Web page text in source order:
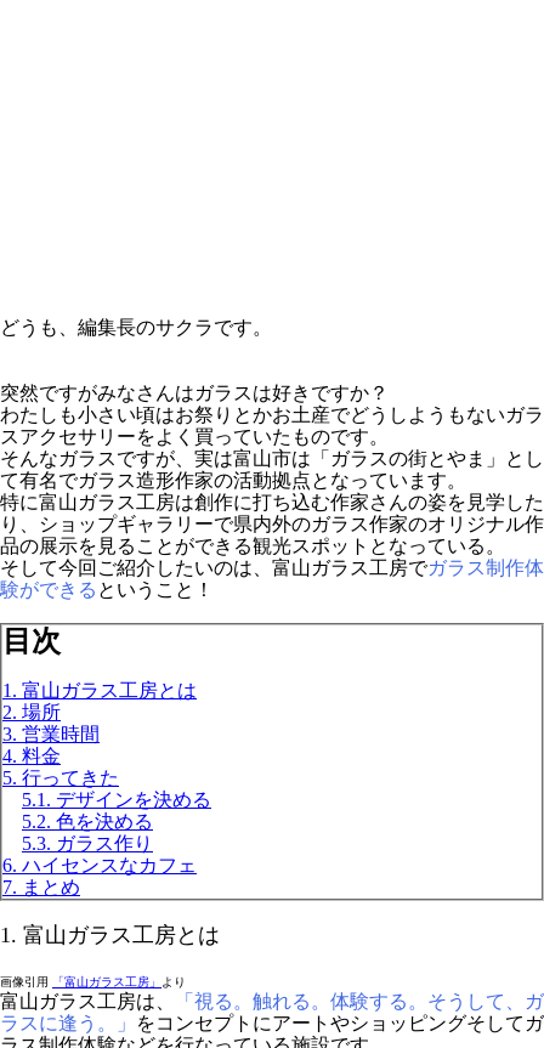
どうも、編集長のサクラです。
突然ですがみなさんはガラスは好きですか？
わたしも小さい頃はお祭りとかお土産でどうしようもないガラ
スアクセサリーをよく買っていたものです。
そんなガラスですが、実は富山市は「ガラスの街とやま」とし
て有名でガラス造形作家の活動拠点となっています。
特に富山ガラス工房は創作に打ち込む作家さんの姿を見学した
り、ショップギャラリーで県内外のガラス作家のオリジナル作
品の展示を見ることができる観光スポットとなっている。
そして今回ご紹介したいのは、富山ガラス工房でガラス制作体
験ができる ということ！
目次
1. 富山ガラス工房とは
2. 場所
3. 営業時間
4. 料金
5. 行ってきた
5.1. デザインを決める
5.2. 色を決める
5.3. ガラス作り
6. ハイセンスなカフェ
7. まとめ
1. 富山ガラス工房とは
画像引用 「富山ガラス工房」 より
富山ガラス工房は、
「視る。触れる。体験する。そうして、ガ
ラスに逢う。」
をコンセプトにアートやショッピングそしてガ